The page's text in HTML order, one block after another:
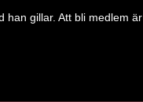
han gillar. Att bli medlem är